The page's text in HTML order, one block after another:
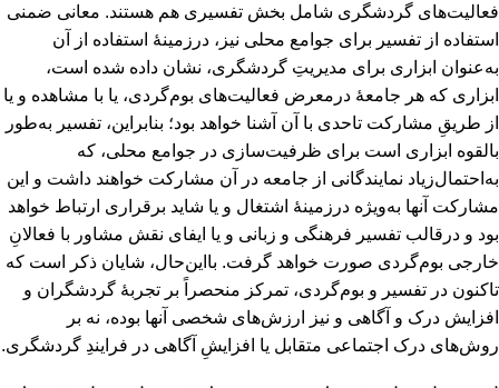
فعالیت‌های گردشگری شامل بخش تفسیری هم هستند. معانی ضمنی
استفاده از تفسیر برای جوامع محلی نیز، درزمینۀ استفاده از آن
به‌عنوان ابزاری برای مدیریتِ گردشگری، نشان داده ‌شده است،
ابزاری که هر جامعۀ درمعرض فعالیت‌های بوم‌گردی، یا با مشاهده و یا
از طریقِ مشارکت تاحدی با آن آشنا خواهد بود؛ بنابراین، تفسیر به‌طور
بالقوه ابزاری است برای ظرفیت‌سازی در جوامع محلی، که
به‌احتمال‌زیاد نمایندگانی از جامعه در آن مشارکت خواهند داشت و این
مشارکت آنها به‌ویژه درزمینۀ اشتغال و یا شاید برقراری ارتباط خواهد
بود و درقالب تفسیر فرهنگی و زبانی و یا ایفای نقش مشاور با فعالانِ
خارجی بوم‌گردی صورت خواهد گرفت. بااین‌حال، شایان‌ ذکر است که
تاکنون در تفسیر و بوم‌گردی، تمرکز منحصراً بر تجربۀ گردشگران و
افزایش درک و آگاهی و نیز ارزش‌های شخصی آنها بوده، نه بر
روش‌های درک اجتماعی متقابل یا افزایشِ آگاهی در فرایندِ گردشگری.